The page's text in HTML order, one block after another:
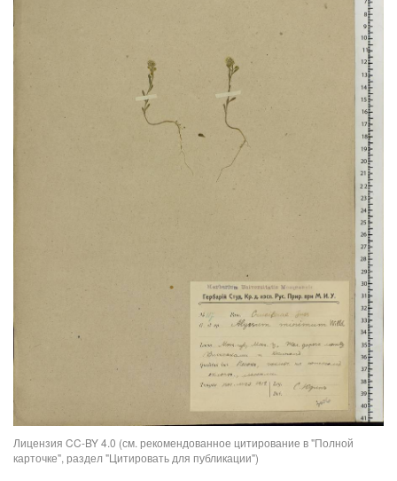
Лицензия CC-BY 4.0 (см. рекомендованное цитирование в "Полной
карточке", раздел "Цитировать для публикации")